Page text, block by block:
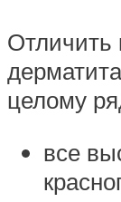
Отличить
целому
все